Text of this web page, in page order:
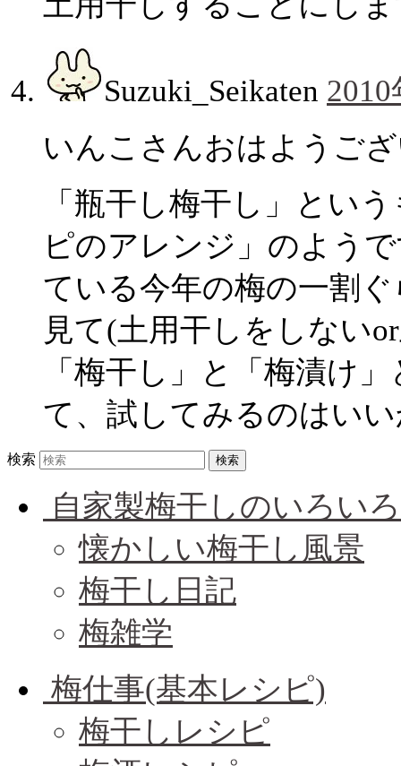
Suzuki_Seikaten
いんこさんおはようご
「瓶干し梅干し」とい
ピのアレンジ」のよう
ている今年の梅の一割
見て(土用干しをしない
「梅干し」と「梅漬け
て、試してみるのはい
検索
自家製梅干しのいろいろ
懐かしい梅干し風景
梅干し日記
梅雑学
梅仕事(基本レシピ)
梅干しレシピ